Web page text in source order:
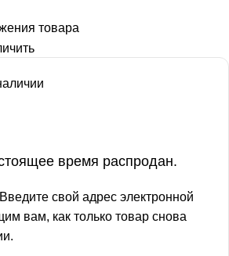
время распродан.
свой адрес электронной
вам, как только товар снова